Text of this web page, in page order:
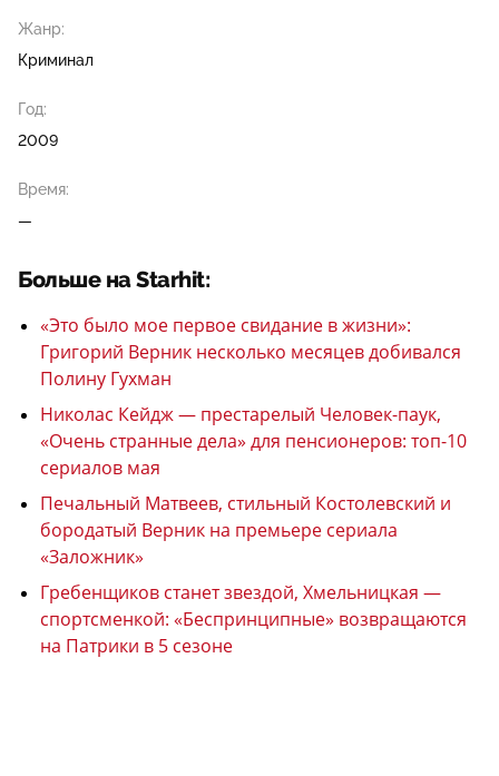
Жанр:
Криминал
Год:
2009
Время:
—
Больше на Starhit:
«Это было мое первое свидание в жизни»:
Григорий Верник несколько месяцев добивался
Полину Гухман
Николас Кейдж — престарелый Человек-паук,
«Очень странные дела» для пенсионеров: топ-10
сериалов мая
Печальный Матвеев, стильный Костолевский и
бородатый Верник на премьере сериала
«Заложник»
Гребенщиков станет звездой, Хмельницкая —
спортсменкой: «Беспринципные» возвращаются
на Патрики в 5 сезоне